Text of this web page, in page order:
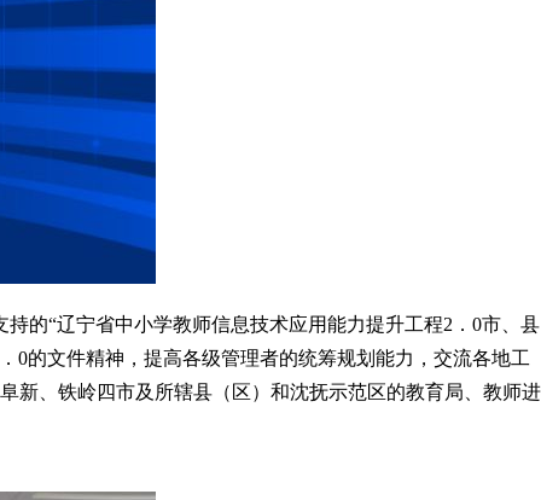
的“辽宁省中小学教师信息技术应用能力提升工程2．0市、县
0的文件精神，提高各级管理者的统筹规划能力，交流各地工
新、铁岭四市及所辖县（区）和沈抚示范区的教育局、教师进